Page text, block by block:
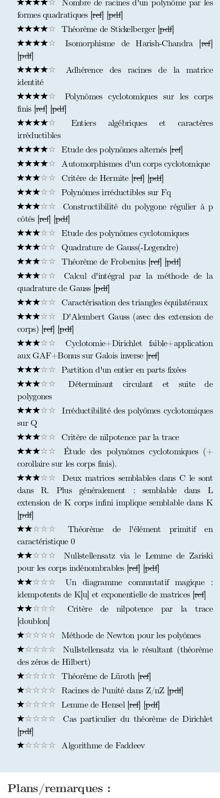
Nombre de racines d'un polynôme par les
formes quadratiques [ref] [pdf]
Théorème de Stickelberger [pdf]
Isomorphisme de Harish-Chandra [ref]
[pdf]
Adhérence des racines de la matrice
identité
Polynômes cyclotomiques sur les corps
finis [ref] [pdf]
Entiers algébriques et caractères
irréductibles
Etude des polynômes alternés [ref]
Automorphismes d'un corps cyclotomique
Critère de Hermite [ref] [pdf]
Polynômes irréductibles sur Fq
Constructibilité du polygone régulier à p
côtés [ref] [pdf]
Etude des polynômes cyclotomiques
Quadrature de Gauss(-Legendre)
Théorème de Frobenius [ref] [pdf]
Calcul d'intégral par la méthode de la
quadrature de Gauss [pdf]
Caractérisation des triangles équilatéraux
D'Alembert Gauss (avec des extension de
corps) [ref] [pdf]
Cyclotomie+Dirichlet faible+application
aux GAF+Bonus sur Galois inverse [ref]
Partition d'un entier en parts fixées
Déterminant circulant et suite de
polygones
Irréductibilité des polyômes cyclotomiques
sur Q
Critère de nilpotence par la trace
Étude des polynômes cyclotomiques (+
corollaire sur les corps finis).
Deux matrices semblables dans C le sont
dans R. Plus généralement : semblable dans L
extension de K corps infini implique semblable dans K
[pdf]
Théorème de l'élément primitif en
caractéristique 0
Nullstellensatz via le Lemme de Zariski
pour les corps indénombrables [ref] [pdf]
Un diagramme commutatif magique :
idempotents de K[u] et exponentielle de matrices [ref]
Critère de nilpotence par la trace
[doublon]
Méthode de Newton pour les polyômes
Nullstellensatz via le résultant (théorème
des zéros de Hilbert)
Théorème de Lüroth [ref]
Racines de l'unité dans Z/nZ [pdf]
Lemme de Hensel [ref] [pdf]
Cas particulier du théorème de Dirichlet
[pdf]
Algorithme de Faddeev
Plans/remarques :